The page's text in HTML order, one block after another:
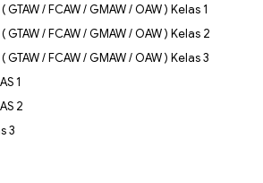
/ FCAW / GMAW / OAW ) Kelas 1
GTAW / FCAW / GMAW / OAW ) Kelas 2
GTAW / FCAW / GMAW / OAW ) Kelas 3
1
2
3